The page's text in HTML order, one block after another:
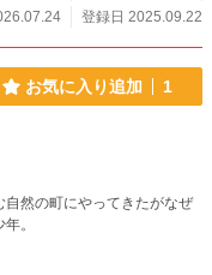
登録日 2025.09.22
お気に入り追加 1
然の町にやってきたがなぜ
。